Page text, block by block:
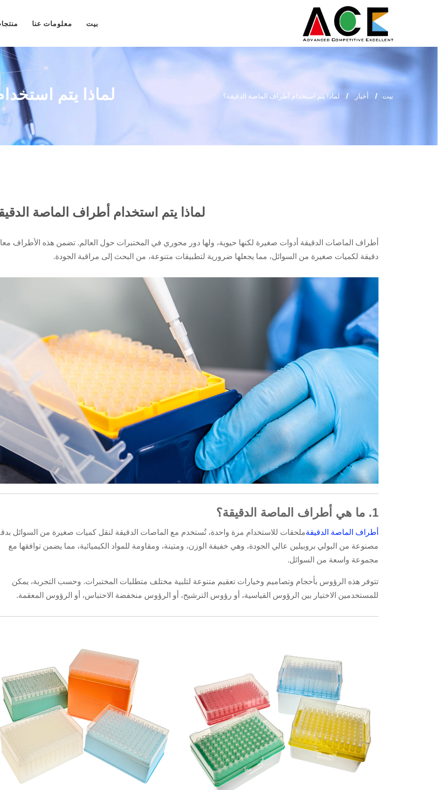
بيت معلومات عنا
لماذا يتم بيت أخبار لماذا يتم استخدام أطراف الماصة الدقيقة؟
لماذا يتم استخدام أطراف الماصة
أطراف الماصات الدقيقة أدوات صغيرة لكنها حيوية، ولها دور محوري في المختبرات حول العالم. تضمن هذه الأطراف
دقيقة لكميات صغيرة من السوائل، مما يجعلها ضرورية لتطبيقات متنوعة، من البحث إلى مراقبة الجودة.
1. ما هي أطراف الماصة الدقيقة؟
أطراف الماصة الدقيقةملحقات للاستخدام مرة واحدة، تُستخدم مع الماصات الدقيقة لنقل كميات صغيرة من السوائل
مصنوعة من البولي بروبيلين عالي الجودة، وهي خفيفة الوزن، ومتينة، ومقاومة للمواد الكيميائية، مما يضمن توافقها مع
مجموعة واسعة من السوائل.
تتوفر هذه الرؤوس بأحجام وتصاميم وخيارات تعقيم متنوعة لتلبية مختلف متطلبات المختبرات. وحسب التجربة، يمكن
للمستخدمين الاختيار بين الرؤوس القياسية، أو رؤوس الترشيح، أو الرؤوس منخفضة الاحتباس، أو الرؤوس المعقمة.